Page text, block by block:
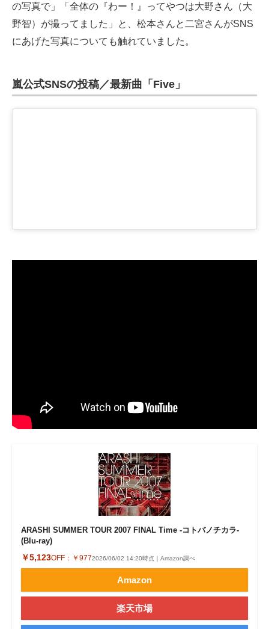
の写真で」「全体の『わー！』ってやつは大野さん（大
野智）が撮ってました」と、松本さんと二宮さんがSNS
にあげた写真についても触れていました。
嵐公式SNSの投稿／最新曲「Five」
ARASHI SUMMER TOUR 2007 FINAL Time -コトバノチカラ-
(Blu-ray)
￥5,123OFF： ￥9772026/06/02 14:20時点｜Amazon調べ
Amazon
楽天市場